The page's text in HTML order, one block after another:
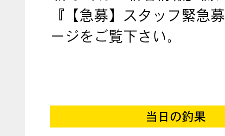
『【急募】スタッフ緊急
ージをご覧下さい。
当日の釣果